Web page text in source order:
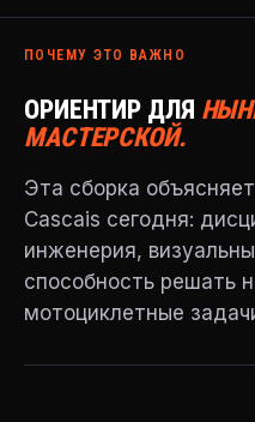
ПОЧЕМУ ЭТО ВАЖНО
ОРИЕНТИР ДЛЯ
МАСТЕРСКОЙ.
Эта сборка
Cascais сегодня:
инженерия,
способность решать
мотоциклетные